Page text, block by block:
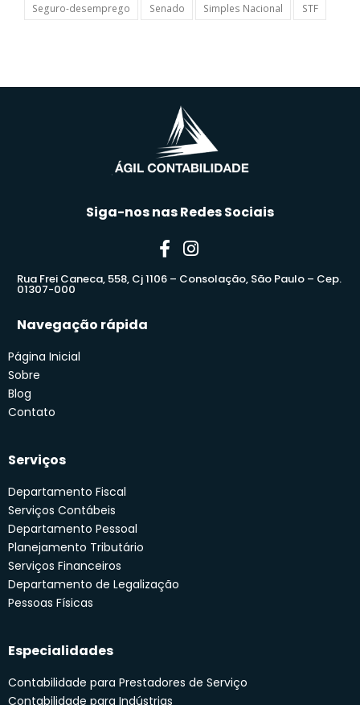
Seguro-desemprego
Senado Simples Nacional STF
Siga-nos nas Redes Sociais
Rua Frei Caneca, 558, Cj 1106 – Consolação, São Paulo – Cep.
01307-000
Navegação rápida
Página Inicial
Sobre
Blog
Contato
Serviços
Departamento Fiscal
Serviços Contábeis
Departamento Pessoal
Planejamento Tributário
Serviços Financeiros
Departamento de Legalização
Pessoas Físicas
Especialidades
Contabilidade para Prestadores de Serviço
Contabilidade para Indústrias